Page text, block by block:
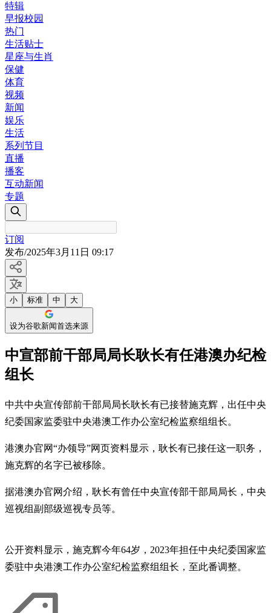
特辑
早报校园
热门
生活贴士
星座与生肖
保健
体育
视频
新闻
娱乐
生活
系列节目
直播
播客
互动新闻
专题
订阅
发布/2025年3月11日 09:17
小 标准 中 大
设为谷歌新闻首选来源
中宣部前干部局局长耿长有任港澳办纪检
组长
中共中央宣传部前干部局局长耿长有已接替施克辉，出任中央
纪委国家监委驻中央港澳工作办公室纪检监察组组长。
港澳办官网“办领导”网页资料显示，耿长有已接任这一职务，
施克辉的名字已被移除。
据港澳办官网介绍，耿长有曾任中央宣传部干部局局长，中央
巡视组副部级巡视专员等。
公开资料显示，施克辉今年64岁，2023年担任中央纪委国家监
委驻中央港澳工作办公室纪检监察组组长，至此番调整。